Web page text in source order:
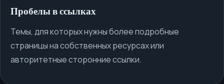
Пробелы в ссылках
Темы, для которых нужны более подробные
страницы на собственных ресурсах или
авторитетные сторонние ссылки.